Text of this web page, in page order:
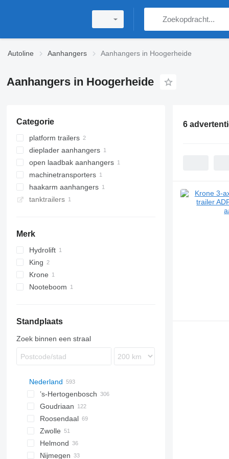
Autoline Aanhangers Aanhangers in Hoogerheide
Aanhangers in Hoogerheide
Categorie
platform trailers
dieplader aanhangers
open laadbak aanhangers
machinetransporters
haakarm aanhangers
tanktrailers
Merk
Hydrolift
King
Krone
ADP
Nooteboom
Standplaats
Zoek binnen een straal
Nederland
’s-Hertogenbosch
Goudriaan
Roosendaal
Zwolle
Helmond
Nijmegen
6